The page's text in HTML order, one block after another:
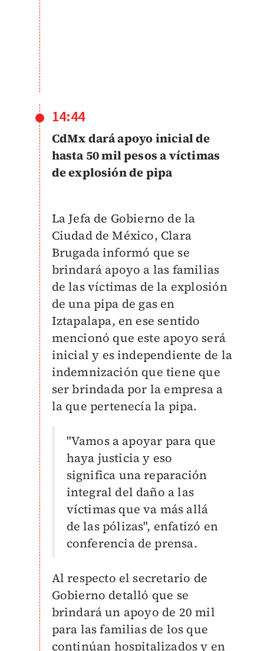
14:44
CdMx dará apoyo inicial de
hasta 50 mil pesos a víctimas
de explosión de pipa
La Jefa de Gobierno de la
Ciudad de México, Clara
Brugada informó que se
brindará apoyo a las familias
de las víctimas de la explosión
de una pipa de gas en
Iztapalapa, en ese sentido
mencionó que este apoyo será
inicial y es independiente de la
indemnización que tiene que
ser brindada por la empresa a
la que pertenecía la pipa.
"Vamos a apoyar para que
haya justicia y eso
significa una reparación
integral del daño a las
víctimas que va más allá
de las pólizas", enfatizó en
conferencia de prensa.
Al respecto el secretario de
Gobierno detalló que se
brindará un apoyo de 20 mil
para las familias de los que
continúan hospitalizados y en